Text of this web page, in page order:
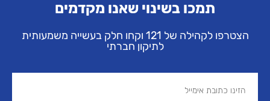
תמכו בשינוי שאנו מקדמים
הצטרפו לקהילה של 121 וקחו חלק בעשייה משמעותית
לתיקון חברתי